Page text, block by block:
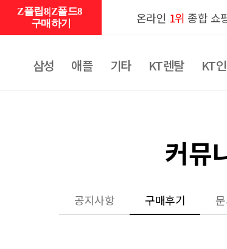
온라인 1위 종합 쇼
삼성 애플 기타 KT렌탈 KT
Z플립8|Z폴드8
구매하기
커뮤
공지사항 구매후기